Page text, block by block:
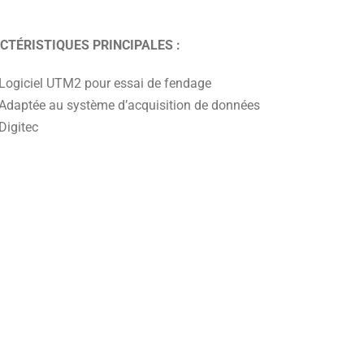
PRINCIPALES :
UTM2 pour essai de fendage
au système d’acquisition de données